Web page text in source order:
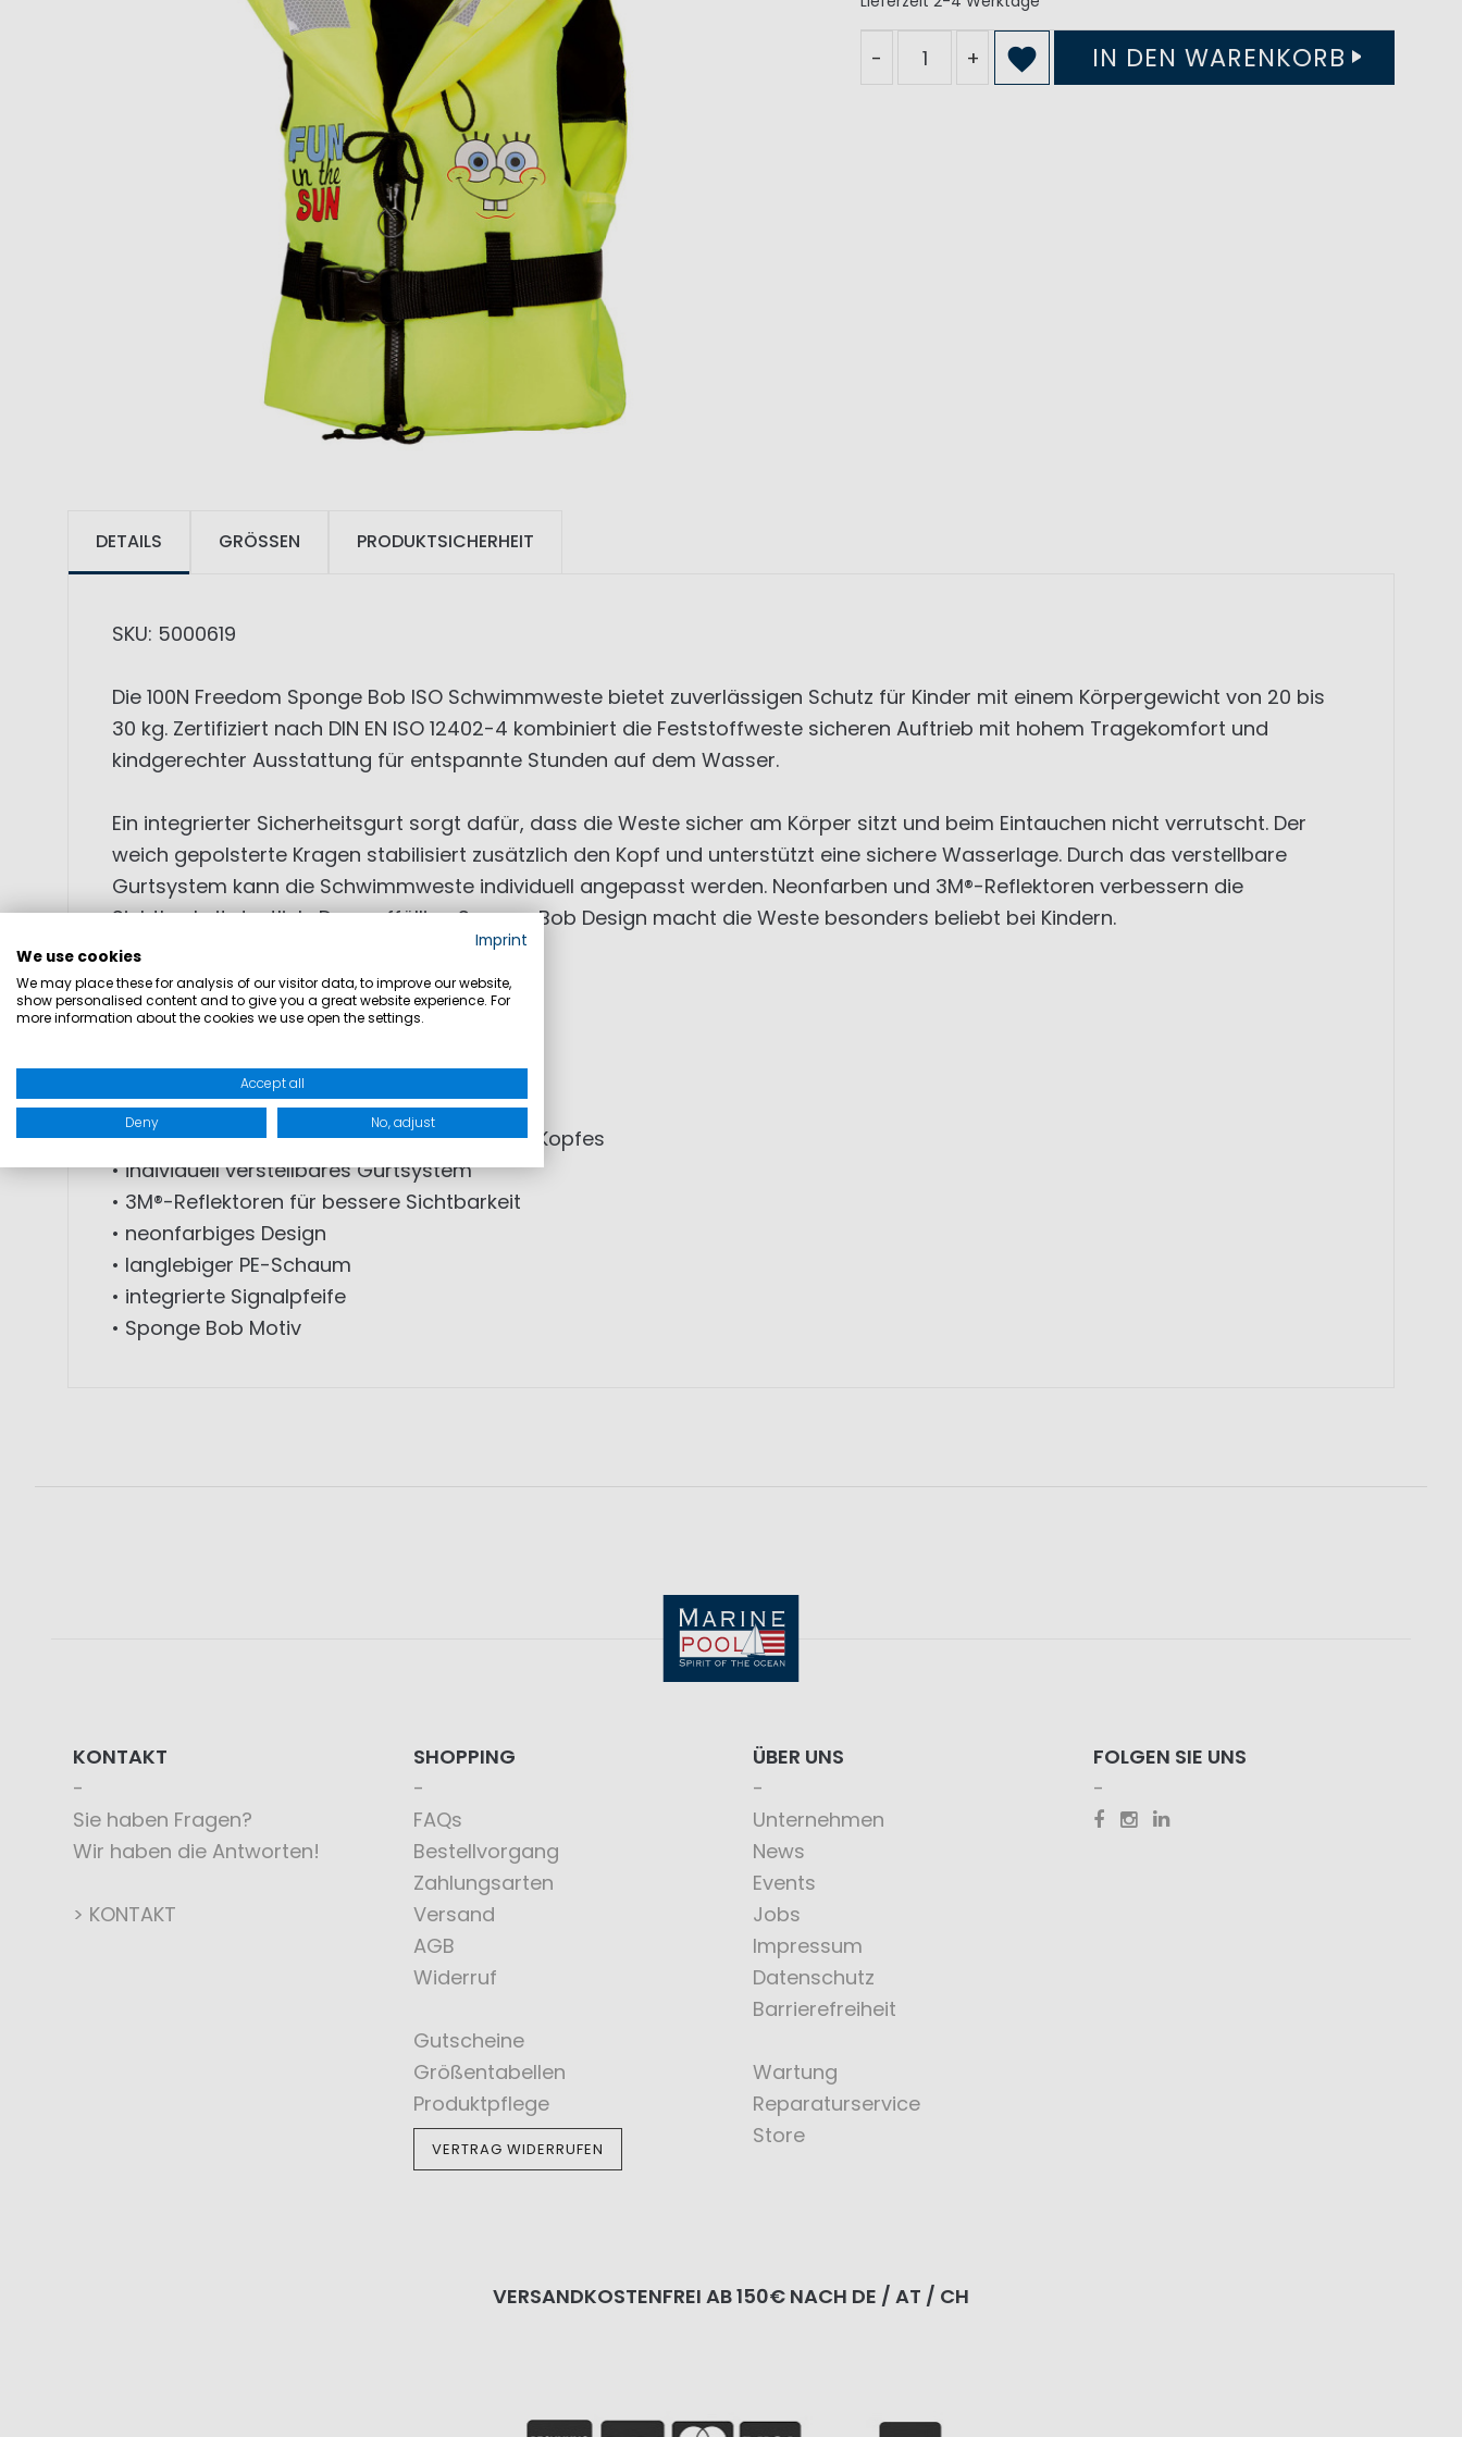
- + IN DEN WARENKORB
DETAILS
SKU: 5000619
Die 100N Freedom Sponge Bob ISO Schwimmweste bietet zuverlässigen Schutz für Kinder mit einem Körpergewicht von 20 bis
30 kg. Zertifiziert nach DIN EN ISO 12402-4 kombiniert die Feststoffweste sicheren Auftrieb mit hohem Tragekomfort und
kindgerechter Ausstattung für entspannte Stunden auf dem Wasser.
Ein integrierter Sicherheitsgurt sorgt dafür, dass die Weste sicher am Körper sitzt und beim Eintauchen nicht verrutscht. Der
weich gepolsterte Kragen stabilisiert zusätzlich den Kopf und unterstützt eine sichere Wasserlage. Durch das verstellbare
Gurtsystem kann die Schwimmweste individuell angepasst werden. Neonfarben und 3M®-Reflektoren verbessern die
Sichtbarkeit deutlich. Das auffällige Sponge Bob Design macht die Weste besonders beliebt bei Kindern.
• Feststoff-Rettungsweste für Kinder
• 100N Auftrieb
• zertifiziert nach DIN EN ISO 12402-4
• integrierter Sicherheitsgurt für sicheren Sitz
• gepolsterter Kragen zur Stabilisierung des Kopfes
• individuell verstellbares Gurtsystem
• 3M®-Reflektoren für bessere Sichtbarkeit
• neonfarbiges Design
• langlebiger PE-Schaum
• integrierte Signalpfeife
• Sponge Bob Motiv
GRÖSSEN PRODUKTSICHERHEIT
KONTAKT
Sie haben Fragen?
Wir haben die Antworten!
> KONTAKT
SHOPPING
FAQs
Bestellvorgang
Zahlungsarten
Versand
AGB
Widerruf
Gutscheine
Größentabellen
Produktpflege
VERTRAG WIDERRUFEN
ÜBER UNS
Unternehmen
News
Events
Jobs
Impressum
Datenschutz
Barrierefreiheit
Wartung
Reparaturservice
Store
FOLGEN SIE UNS
VERSANDKOSTENFREI AB 150€ NACH DE / AT / CH
Imprint
We use cookies
We may place these for analysis of our visitor data, to improve our website,
show personalised content and to give you a great website experience. For
more information about the cookies we use open the settings.
Accept all
Deny No, adjust